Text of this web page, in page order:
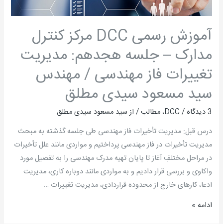
آموزش رسمی DCC مرکز کنترل
مدارک – جلسه هجدهم: مدیریت
تغییرات فاز مهندسی / مهندس
سید مسعود سیدی مطلق
3 دیدگاه /
DCC،مطالب/ ازسید مسعود سیدی مطلق
درس قبل: مدیریت تأخیرات فاز مهندسی طی جلسه گذشته به مبحث
مدیریت تأخیرات در فاز مهندسی پرداختیم و مواردی مانند علل تأخیرات
در مراحل مختلفِ آغاز تا پایان تهیه مدرک مهندسی را به تفصیل مورد
واکاوی و بررسی قرار دادیم و به مواردی مانند دوباره ­کاری، مدیریت
ادعا، کارهای خارج از محدوده قراردادی، مدیریت تغییرات …
–
جلسه
هجدهم:
مدیریت
تغییرات
فاز
مهندسی
/
سید
مسعود
سیدی
مطلق
ادامه »